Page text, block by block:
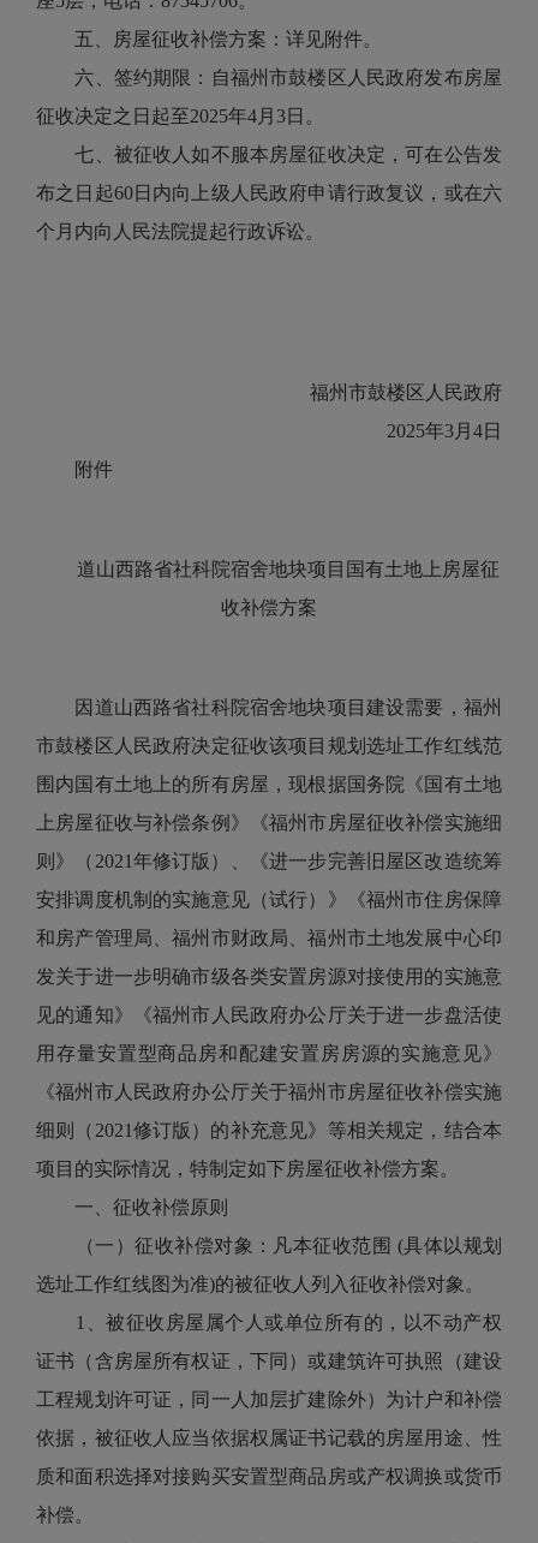
五、房屋征收补偿方案：详见附件。
六、签约期限：自福州市鼓楼区人民政府发布房屋
征收决定之日起至2025年4月3日。
七、被征收人如不服本房屋征收决定，可在公告发
布之日起60日内向上级人民政府申请行政复议，或在六
个月内向人民法院提起行政诉讼。
福州市鼓楼区人民政府
2025年3月4日
附件
道山西路省社科院宿舍地块项目国有土地上 房屋征
收补偿方案
因道山西路省社科院宿舍地块项目建设需要，福州
市鼓楼区人民政府决定征收该项目规划选址工作红线范
围内国有土地上的所有房屋，现根据国务院《国有土地
上房屋征收与补偿条例》《福州市房屋征收补偿实施细
则》（2021年修订版）、《进一步完善旧屋区改造统筹
安排调度机制的实施意见（试行）》《福州市住房保障
和房产管理局、福州市财政局、福州市土地发展中心印
发关于进一步明确市级各类安置房源对接使用的实施意
见的通知》《福州市人民政府办公厅关于进一步盘活使
用存量安置型商品房和配建安置房房源的实施意见》
《福州市人民政府办公厅关于福州市房屋征收补偿实施
细则（2021修订版）的补充意见》等相关规定，结合本
项目的实际情况，特制定如下房屋征收补偿方案。
一、征收补偿原则
（一）征收补偿对象：凡本征收范围 (具体以规划
选址工作红线图为准)的被征收人列入征收补偿对象。
1、被征收房屋属个人或单位所有的，以不动产权
证书（含房屋所有权证，下同）或建筑许可执照（建设
工程规划许可证，同一人加层扩建除外）为计户和补偿
依据，被征收人应当依据权属证书记载的房屋用途、性
质和面积选择对接购买安置型商品房或产权调换或货币
补偿。